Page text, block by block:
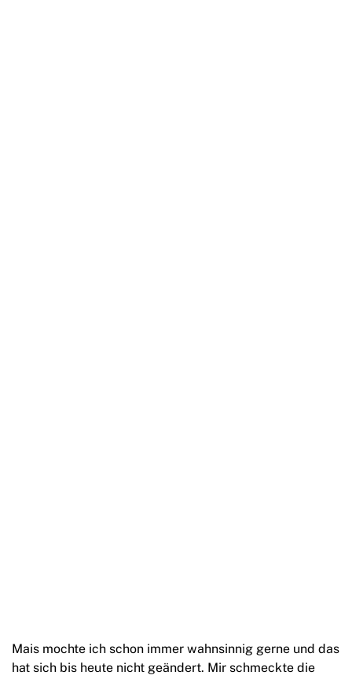
Mais mochte ich schon immer wahnsinnig gerne und das
hat sich bis heute nicht geändert. Mir schmeckte die